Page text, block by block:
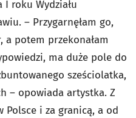
roku Wydziału
– Przygarnęłam go,
a potem przekonałam
ma duże pole do
sześciolatka,
– opowiada artystka. Z
Polsce i za granicą, a od